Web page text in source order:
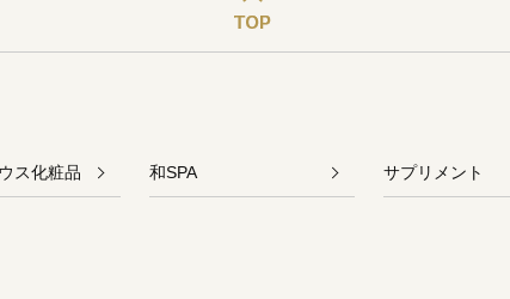
ス化粧品 和SPA サプリメント